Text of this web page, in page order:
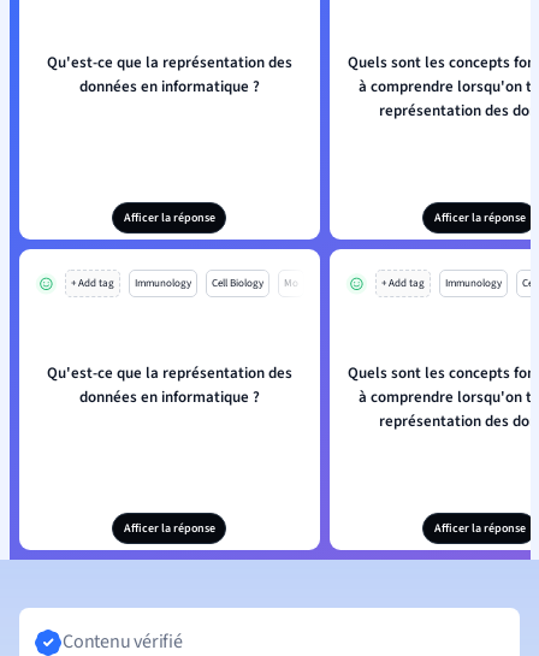
Qu'est-ce que la représentation des
données en informatique ?
Afficer la réponse
Quels sont les concepts
à comprendre lorsqu'on
représentation des
Afficer la réponse
+ Add tag Immunology Cell Biology Mo
Qu'est-ce que la représentation des
données en informatique ?
Afficer la réponse
+ Add tag Immunology
Quels sont les concepts
à comprendre lorsqu'on
représentation des
Afficer la réponse
Contenu vérifié